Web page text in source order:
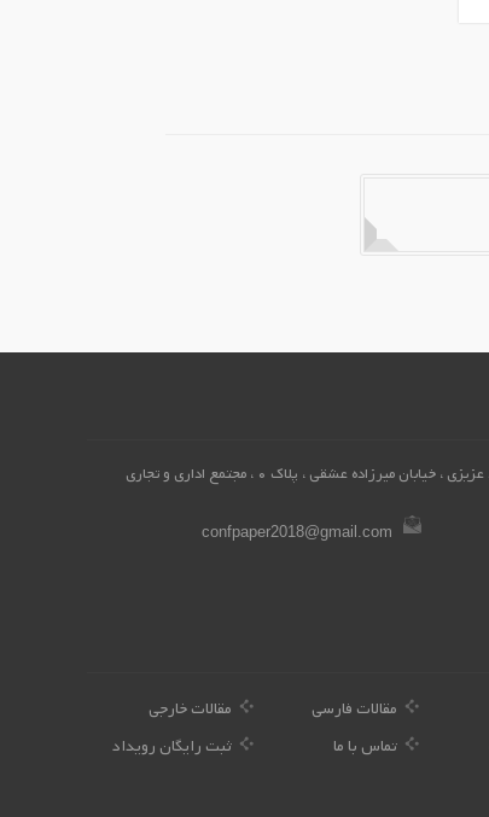
همدان، محله میرزاده عشقی ، کوچه شهید عزیزی ، خیابان میرزاده عشقی ، پلاک 0 ، مجتمع اداری و تجاری
confpaper2018@gmail.com
مقالات فارسی مقالات خارجی
تماس با ما ثبت رایگان رویداد